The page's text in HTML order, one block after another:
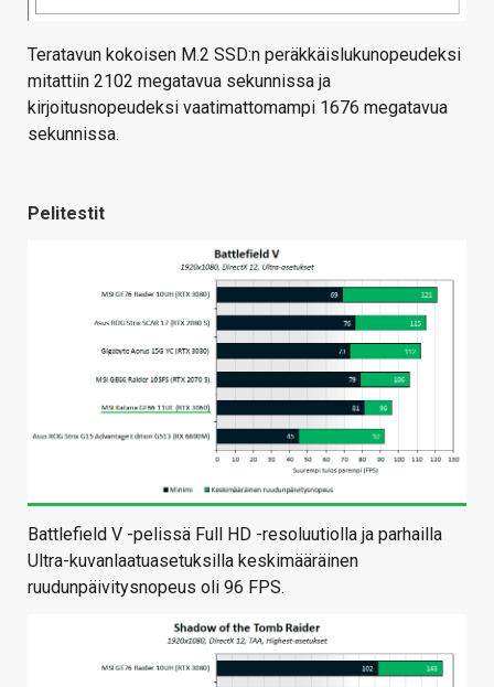
Teratavun kokoisen M.2 SSD:n peräkkäislukunopeudeksi
mitattiin 2102 megatavua sekunnissa ja
kirjoitusnopeudeksi vaatimattomampi 1676 megatavua
sekunnissa.
Pelitestit
Battlefield V -pelissä Full HD -resoluutiolla ja parhailla
Ultra-kuvanlaatuasetuksilla keskimääräinen
ruudunpäivitysnopeus oli 96 FPS.